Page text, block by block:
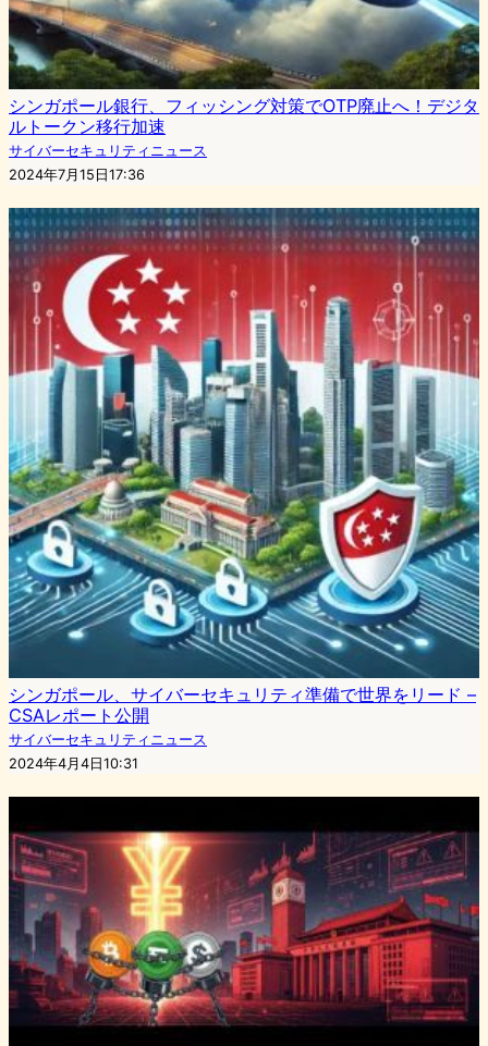
シンガポール銀行、フィッシング対策でOTP廃止へ！デジタ
ルトークン移行加速
サイバーセキュリティニュース
2024年7月15日17:36
シンガポール、サイバーセキュリティ準備で世界をリード –
CSAレポート公開
サイバーセキュリティニュース
2024年4月4日10:31